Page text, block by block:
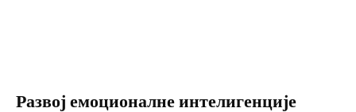
Развој емоционалне интелигенције